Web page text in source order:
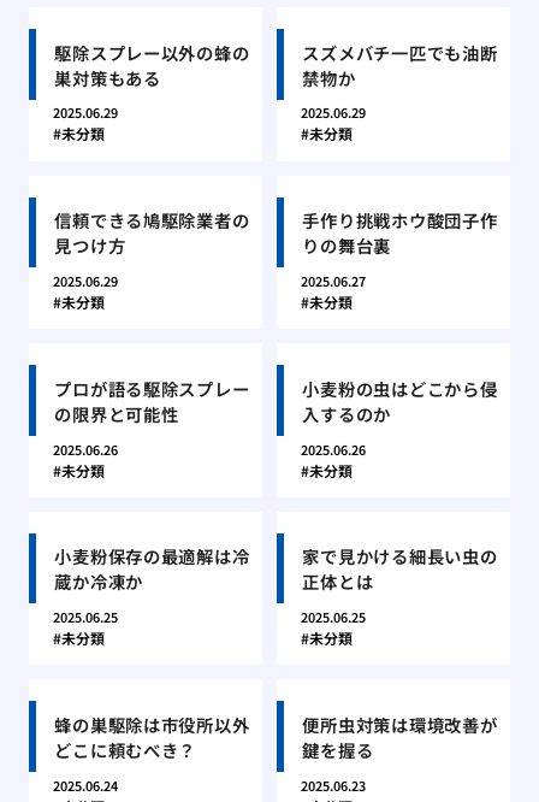
駆除スプレー以外の蜂の
巣対策もある
2025.06.29
未分類
スズメバチ一匹でも油断
禁物か
2025.06.29
未分類
信頼できる鳩駆除業者の
見つけ方
2025.06.29
未分類
手作り挑戦ホウ酸団子作
りの舞台裏
2025.06.27
未分類
プロが語る駆除スプレー
の限界と可能性
2025.06.26
未分類
小麦粉の虫はどこから侵
入するのか
2025.06.26
未分類
小麦粉保存の最適解は冷
蔵か冷凍か
2025.06.25
未分類
家で見かける細長い虫の
正体とは
2025.06.25
未分類
蜂の巣駆除は市役所以外
どこに頼むべき？
2025.06.24
便所虫対策は環境改善が
鍵を握る
2025.06.23